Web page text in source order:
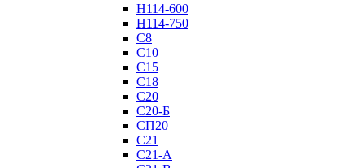
Н114-600
Н114-750
С8
С10
С15
С18
С20
С20-Б
СП20
С21
С21-А